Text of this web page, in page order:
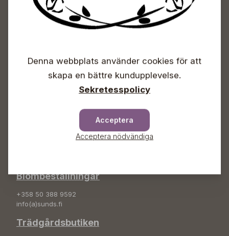
Öppet
Info & växel
Sunds Trädgård Ab
Blombeställningar
+358 50 388 9592
info(a)sunds.fi
Trädgårdsbutiken
Denna webbplats använder cookies för att
skapa en bättre kundupplevelse.
Sekretesspolicy
Acceptera
Acceptera nödvändiga